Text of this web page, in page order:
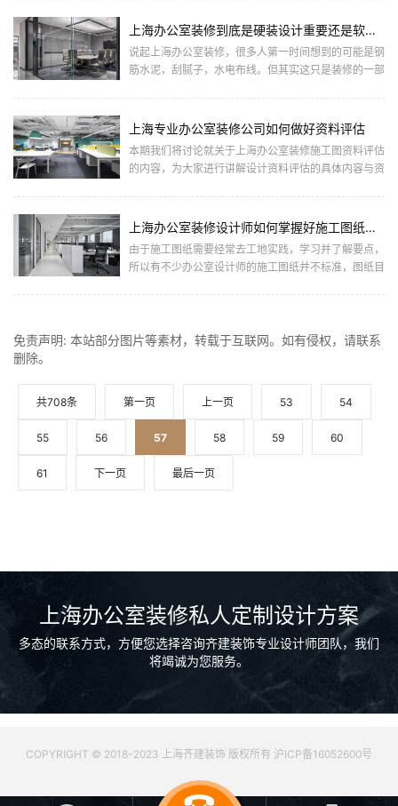
上海办公室装修到底是硬装设计重要还是软装设计重要
说起上海办公室装修，很多人第一时间想到的可能是钢
筋水泥，刮腻子，水电布线。但其实这只是装修的一部
上海专业办公室装修公司如何做好资料评估
本期我们将讨论就关于上海办公室装修施工图资料评估
的内容，为大家进行讲解设计资料评估的具体内容与资
上海办公室装修设计师如何掌握好施工图纸的绘制
由于施工图纸需要经常去工地实践，学习并了解要点，
所以有不少办公室设计师的施工图纸并不标准，图纸目
免责声明: 本站部分图片等素材，转载于互联网。如有侵权，请联系
删除。
共708条 第一页 上一页 53 54
55 56 57 58 59 60
61 下一页 最后一页
上海办公室装修私人定制设计方案
多态的联系方式，方便您选择咨询齐建装饰专业设计师团队，我们
将竭诚为您服务。
COPYRIGHT © 2018-2023 上海齐建装饰 版权所有 沪ICP备16052600号